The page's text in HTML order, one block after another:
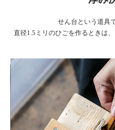
せん台という道具
直径1.5ミリのひごを作るときは